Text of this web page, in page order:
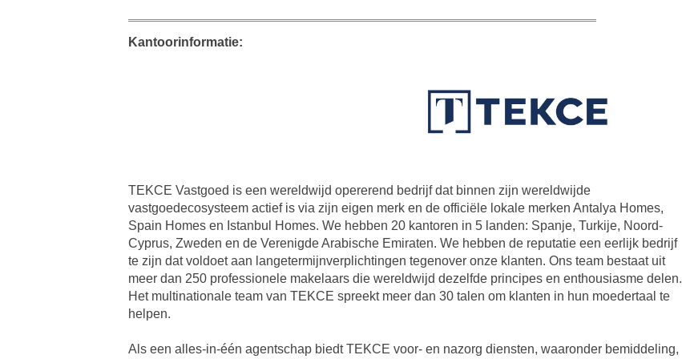
Kantoorinformatie:
TEKCE Vastgoed is een wereldwijd opererend bedrijf dat binnen zijn wereldwijde
vastgoedecosysteem actief is via zijn eigen merk en de officiële lokale merken Antalya Homes,
Spain Homes en Istanbul Homes. We hebben 20 kantoren in 5 landen: Spanje, Turkije, Noord-
Cyprus, Zweden en de Verenigde Arabische Emiraten. We hebben de reputatie een eerlijk bedrijf
te zijn dat voldoet aan langetermijnverplichtingen tegenover onze klanten. Ons team bestaat uit
meer dan 250 professionele makelaars die wereldwijd dezelfde principes en enthousiasme delen.
Het multinationale team van TEKCE spreekt meer dan 30 talen om klanten in hun moedertaal te
helpen.
Als een alles-in-één agentschap biedt TEKCE voor- en nazorg diensten, waaronder bemiddeling,